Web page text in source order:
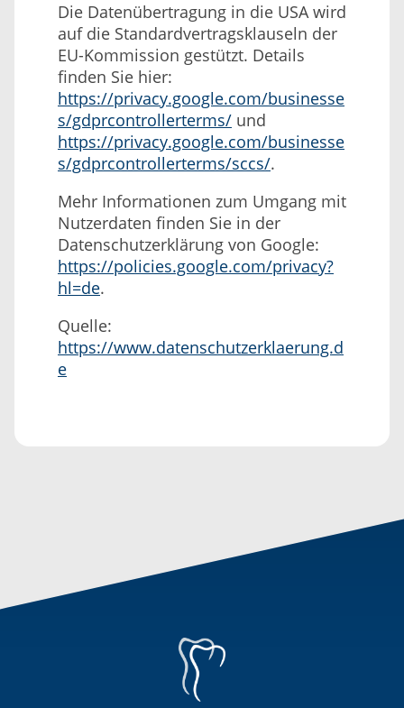
Die Datenübertragung in die USA wird
auf die Standardvertragsklauseln der
EU-Kommission gestützt. Details
finden Sie hier:
https://privacy.google.com/businesse
s/gdprcontrollerterms/ und
https://privacy.google.com/businesse
s/gdprcontrollerterms/sccs/.
Mehr Informationen zum Umgang mit
Nutzerdaten finden Sie in der
Datenschutzerklärung von Google:
https://policies.google.com/privacy?
hl=de.
Quelle:
https://www.datenschutzerklaerung.d
e